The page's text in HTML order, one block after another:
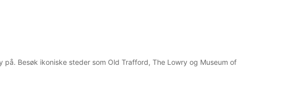
Besøk ikoniske steder som Old Trafford, The Lowry og Museum of